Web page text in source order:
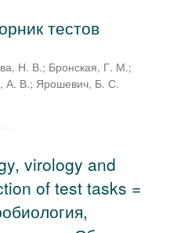
тестов
Н. В.; Бронская, Г. М.;
А. В.; Ярошевич, Б. С.
virology and
of test tasks =